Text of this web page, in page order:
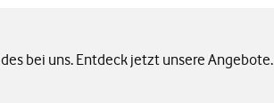
bei uns. Entdeck jetzt unsere Angebote.